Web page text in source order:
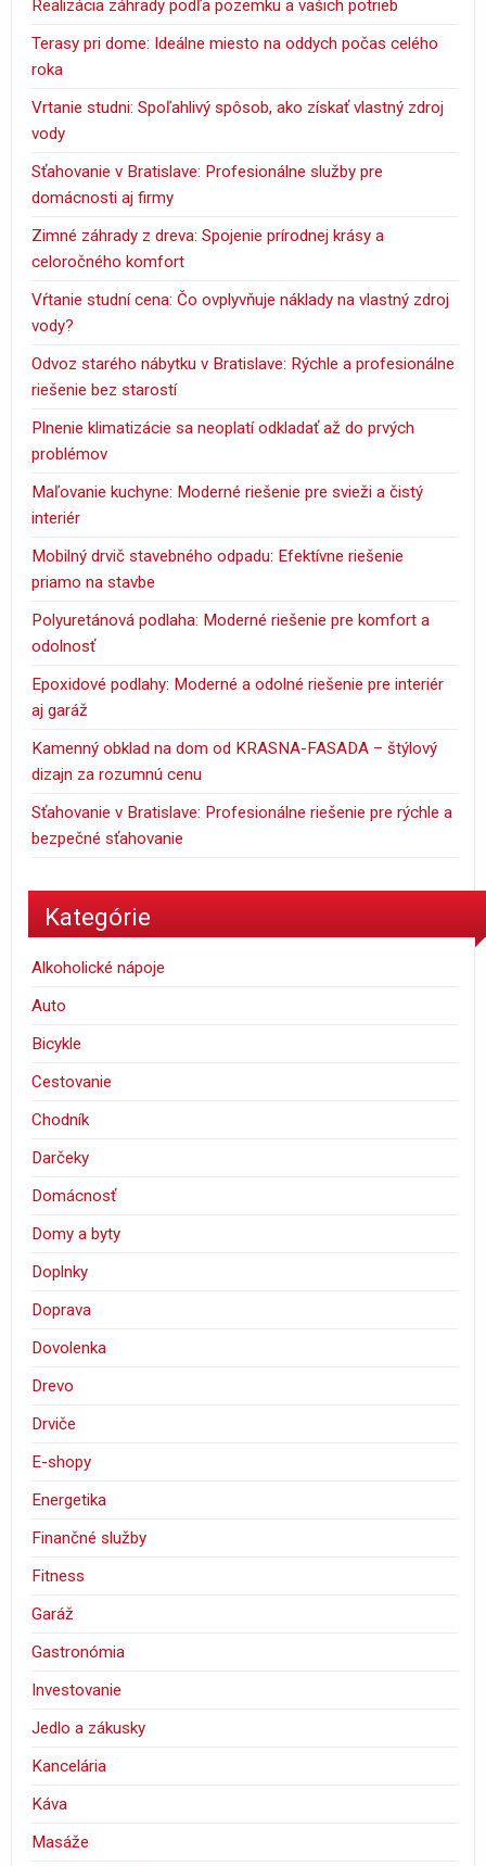
Realizácia záhrady podľa pozemku a vašich potrieb
Terasy pri dome: Ideálne miesto na oddych počas celého
roka
Vrtanie studni: Spoľahlivý spôsob, ako získať vlastný zdroj
vody
Sťahovanie v Bratislave: Profesionálne služby pre
domácnosti aj firmy
Zimné záhrady z dreva: Spojenie prírodnej krásy a
celoročného komfort
Vŕtanie studní cena: Čo ovplyvňuje náklady na vlastný zdroj
vody?
Odvoz starého nábytku v Bratislave: Rýchle a profesionálne
riešenie bez starostí
Plnenie klimatizácie sa neoplatí odkladať až do prvých
problémov
Maľovanie kuchyne: Moderné riešenie pre svieži a čistý
interiér
Mobilný drvič stavebného odpadu: Efektívne riešenie
priamo na stavbe
Polyuretánová podlaha: Moderné riešenie pre komfort a
odolnosť
Epoxidové podlahy: Moderné a odolné riešenie pre interiér
aj garáž
Kamenný obklad na dom od KRASNA-FASADA – štýlový
dizajn za rozumnú cenu
Sťahovanie v Bratislave: Profesionálne riešenie pre rýchle a
bezpečné sťahovanie
Kategórie
Alkoholické nápoje
Auto
Bicykle
Cestovanie
Chodník
Darčeky
Domácnosť
Domy a byty
Doplnky
Doprava
Dovolenka
Drevo
Drviče
E-shopy
Energetika
Finančné služby
Fitness
Garáž
Gastronómia
Investovanie
Jedlo a zákusky
Kancelária
Káva
Masáže